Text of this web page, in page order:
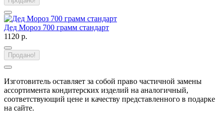
Дед Мороз 700 грамм стандарт
1120 р.
Продано!
Изготовитель оставляет за собой право частичной замены
ассортимента кондитерских изделий на аналогичный,
соответствующий цене и качеству представленного в подарке
на сайте.